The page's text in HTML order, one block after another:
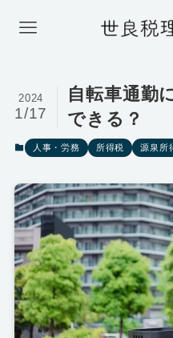
自転車通勤
できる？
2024
1/17
人事・労務 所得税 源泉所